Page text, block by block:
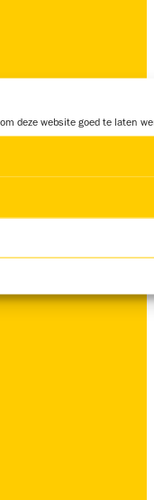
deze website goed te laten